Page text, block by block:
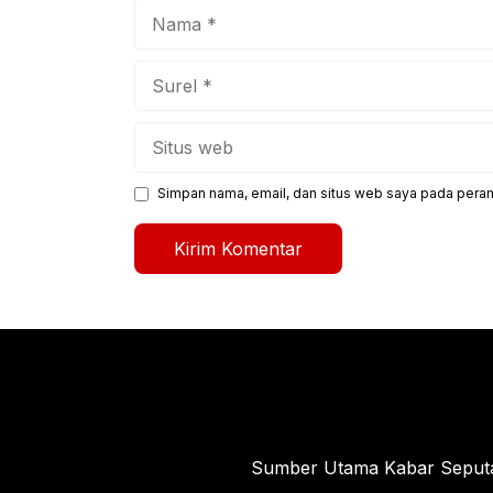
Simpan nama, email, dan situs web saya pada
Sumber Utama Kabar